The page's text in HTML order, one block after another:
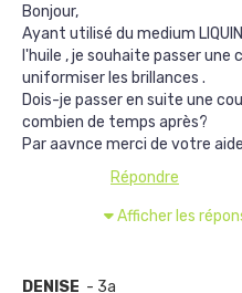
Bonjour,
Ayant utilisé du medium
l'huile , je souhaite passer une
uniformiser les brillances .
Dois-je passer en suite une
combien de temps après?
Par aavnce merci de votre
Répondre
Afficher les
DENISE - 3a